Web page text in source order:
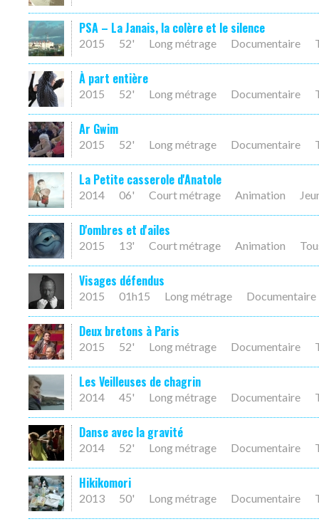
PSA – La Janais, la colère et le silence
2015 52' Long métrage Documentaire
À part entière
2015 52' Long métrage Documentaire
Ar Gwim
2015 52' Long métrage Documentaire
La Petite casserole d'Anatole
2014 06' Court métrage Animation
D'ombres et d'ailes
2015 13' Court métrage Animation
Visages défendus
2015 01h15 Long métrage Documentaire
Deux bretons à Paris
2015 52' Long métrage Documentaire
Les Veilleuses de chagrin
2014 45' Long métrage Documentaire
Danse avec la gravité
2014 52' Long métrage Documentaire
Hikikomori
2013 50' Long métrage Documentaire